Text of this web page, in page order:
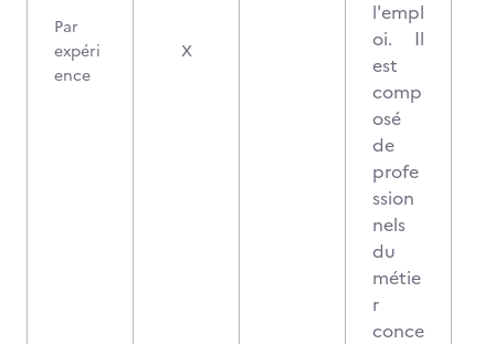
Par
expéri
ence
X
l'empl
oi. Il
est
comp
osé
de
profe
ssion
nels
du
métie
r
conce